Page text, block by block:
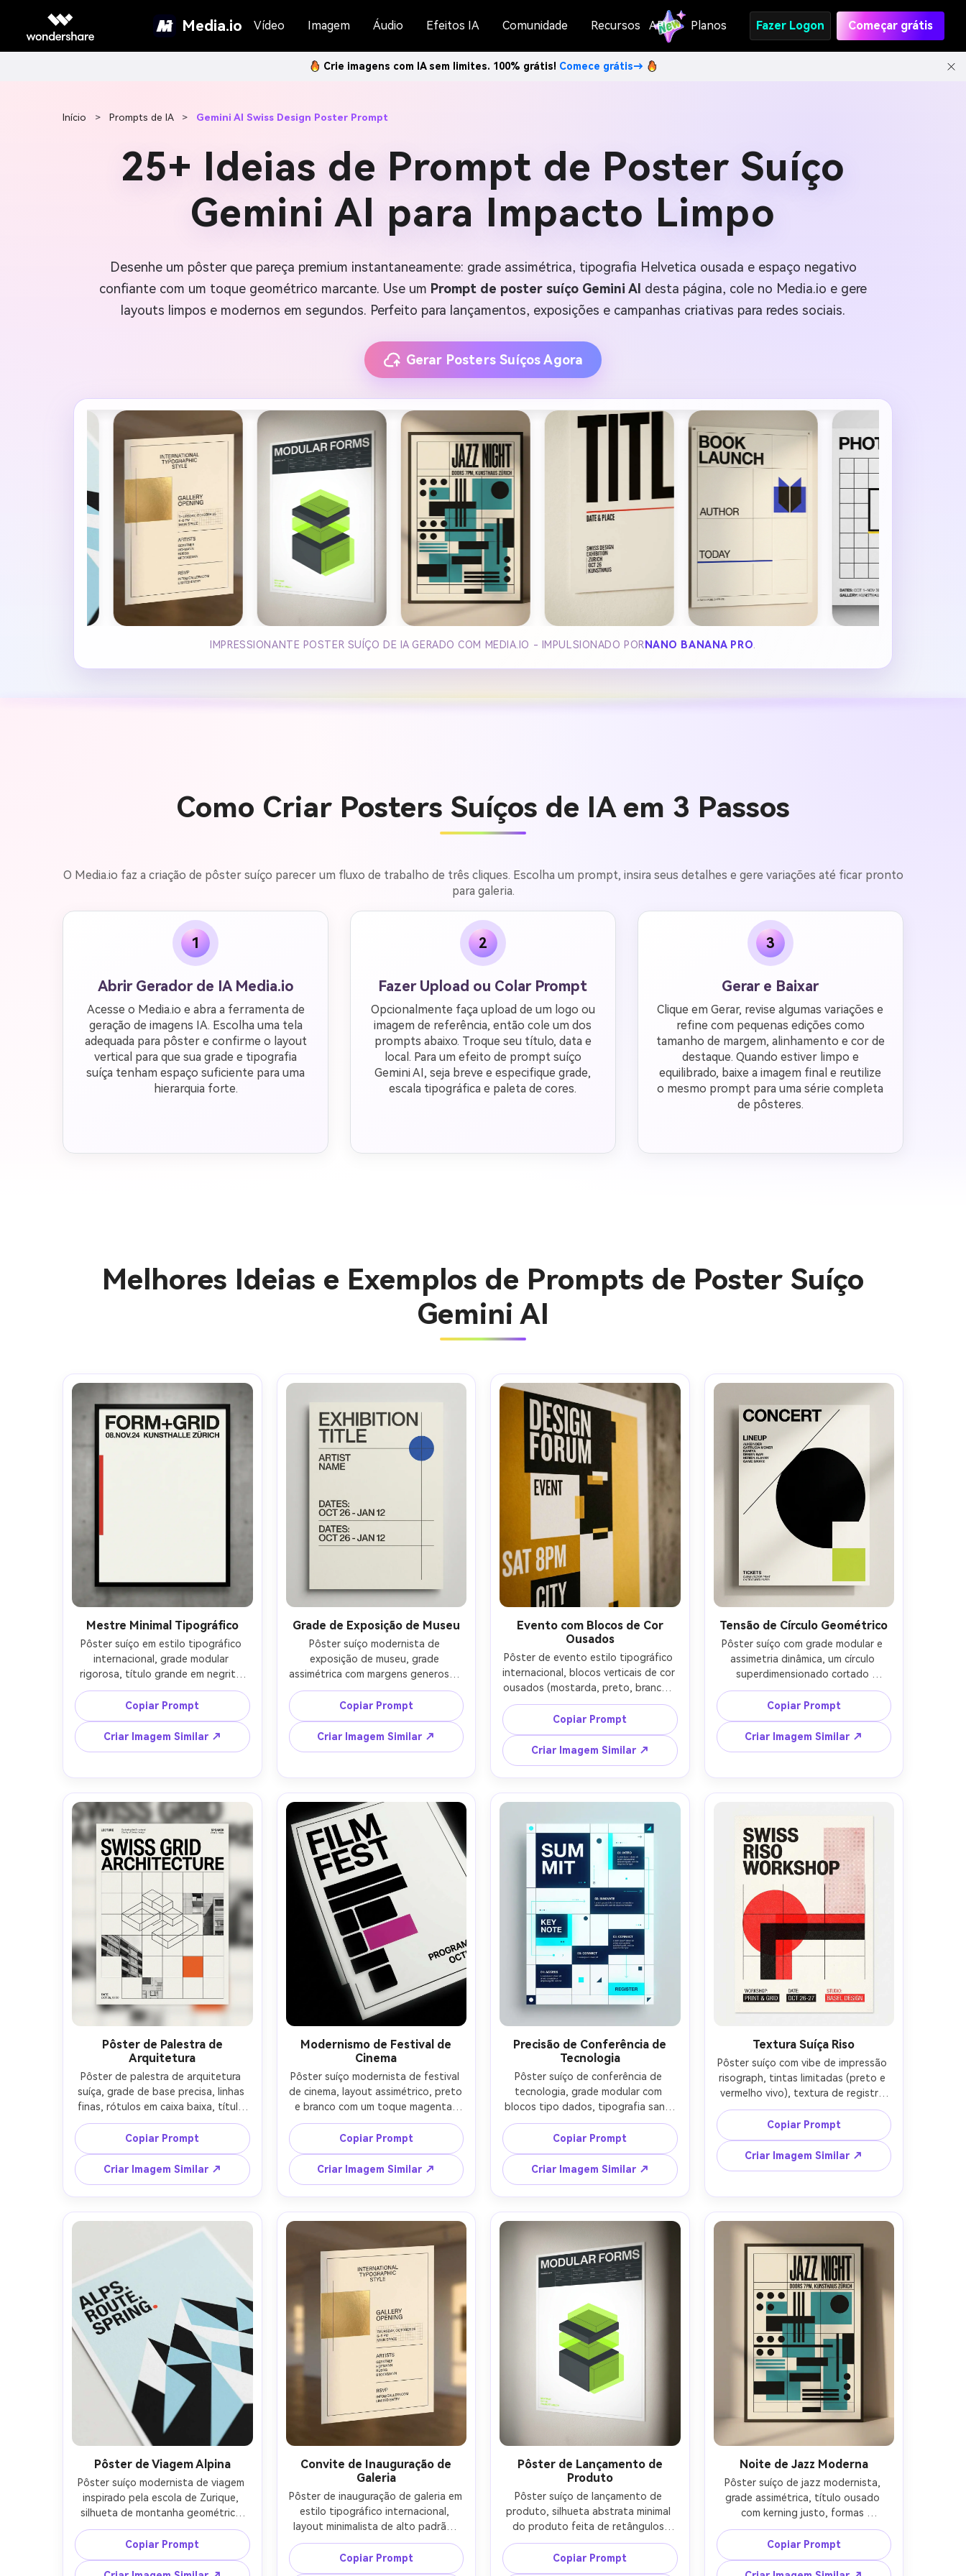
Media.io Vídeo Imagem Áudio Efeitos IA Comunidade Recursos API Planos Fazer Logon Começar grátis
Crie imagens com IA sem limites. 100% grátis! Comece grátis→
Início > Prompts de IA > Gemini AI Swiss Design Poster Prompt
25+ Ideias de Prompt de Poster Suíço
Gemini AI para Impacto Limpo
Desenhe um pôster que pareça premium instantaneamente: grade assimétrica, tipografia Helvetica ousada e espaço negativo
confiante com um toque geométrico marcante. Use um Prompt de poster suíço Gemini AI desta página, cole no Media.io e gere
layouts limpos e modernos em segundos. Perfeito para lançamentos, exposições e campanhas criativas para redes sociais.
Gerar Posters Suíços Agora
IMPRESSIONANTE POSTER SUÍÇO DE IA GERADO COM MEDIA.IO - IMPULSIONADO POR NANO BANANA PRO
Como Criar Posters Suíços de IA em 3 Passos
O Media.io faz a criação de pôster suíço parecer um fluxo de trabalho de três cliques. Escolha um prompt, insira seus detalhes e gere variações até ficar pronto
para galeria.
1
Abrir Gerador de IA Media.io
Acesse o Media.io e abra a ferramenta de
geração de imagens IA. Escolha uma tela
adequada para pôster e confirme o layout
vertical para que sua grade e tipografia
suíça tenham espaço suficiente para uma
hierarquia forte.
2
Fazer Upload ou Colar Prompt
Opcionalmente faça upload de um logo ou
imagem de referência, então cole um dos
prompts abaixo. Troque seu título, data e
local. Para um efeito de prompt suíço
Gemini AI, seja breve e especifique grade,
escala tipográfica e paleta de cores.
3
Gerar e Baixar
Clique em Gerar, revise algumas variações e
refine com pequenas edições como
tamanho de margem, alinhamento e cor de
destaque. Quando estiver limpo e
equilibrado, baixe a imagem final e reutilize
o mesmo prompt para uma série completa
de pôsteres.
Melhores Ideias e Exemplos de Prompts de Poster Suíço
Gemini AI
Mestre Minimal Tipográfico
Pôster suíço em estilo tipográfico
internacional, grade modular
rigorosa, título grande em negrito
sans-serif, texto de apoio pequeno,
espaço negativo extremo,
tipografia alinhada à esquerda,
preto e off-white com uma barra
vermelha, formas vetoriais limpas,
impressão, texto legível minimal
usando apenas palavras curtas
(TÍTULO, DATA, LOCAL), lente de
85mm, profundidade de campo rasa,
iluminação cinematográfica suave --
ar 4:5
Copiar Prompt
Criar Imagem Similar ↗
Grade de Exposição de Museu
Pôster suíço modernista de
exposição de museu, grade
assimétrica com margens generosas,
hierarquia tipográfica empilhada,
regras finas e linhas de grade,
paleta neutra (creme, carvão) com
um círculo cobalto, tipografia estilo
Univers/Helvetica, aparência vetorial
curto (EXPOSIÇÃO, ARTISTA,
DATAS), iluminação cinematográfica
suave --ar 4:5
Copiar Prompt
Criar Imagem Similar ↗
Evento com Blocos de Cor
Ousados
Pôster de evento estilo tipográfico
internacional, blocos verticais de cor
ousados (mostarda, preto, branco),
tipografia sans-serif alinhada à
esquerda, hierarquia forte com título
grande e detalhes pequenos,
retângulos geométricos, grade suíça
minimal, estética de impressão de
alto contraste, composição limpa,
rótulos curtos legíveis (EVENTO,
profundidade de campo rasa,
iluminação cinematográfica suave --
ar 4:5
Copiar Prompt
Criar Imagem Similar ↗
Tensão de Círculo Geométrico
Pôster suíço com grade modular e
assimetria dinâmica, um círculo
superdimensionado cortado
intersectando uma linha diagonal
fina, texto preto sobre branco
quente, um toque limão, sistema
tipográfico preciso com escala clara,
pôster vetorial limpo, texto legível
(SHOW, LINEUP, INGRESSOS),
iluminação cinematográfica suave --
Copiar Prompt
Criar Imagem Similar ↗
Pôster de Palestra de
Arquitetura
Pôster de palestra de arquitetura
suíça, grade de base precisa, linhas
finas, rótulos em caixa baixa, título
condensado sans-serif
superdimensionado, paleta
monocromática com um quadrado
laranja, sensação técnica e editorial,
layout vetorial limpo, textura
realista de papel minimal, texto
curto apenas (PALESTRA,
85mm, profundidade de campo rasa,
iluminação cinematográfica suave --
Copiar Prompt
Criar Imagem Similar ↗
Modernismo de Festival de
Cinema
Pôster suíço modernista de festival
de cinema, layout assimétrico, preto
e branco com um toque magenta,
título sans-serif ousado, linhas
minimalistas de moldura, motivo
geométrico abstrato sugerindo fita
de filme sem imagem detalhada,
alinhamento rigoroso da grade,
impressão vetorial limpa, texto curto
(FESTIVAL DE CINEMA, PROGRAMA,
Copiar Prompt
Criar Imagem Similar ↗
Precisão de Conferência de
Tecnologia
Pôster suíço de conferência de
tecnologia, grade modular com
blocos tipo dados, tipografia sans-
serif limpa, hierarquia alta, micro-
rótulos pequenos, paleta branco,
navy profundo e cyan elétrico,
formas geométricas mínimas,
estética vetorial nítida, placeholders
curtos (SUMMIT, PALESTRA,
INSCREVA-SE), iluminação
Copiar Prompt
Criar Imagem Similar ↗
Textura Suíça Riso
Pôster suíço com vibe de impressão
risograph, tintas limitadas (preto e
vermelho vivo), textura de registro
imperfeito, grade rigorosa, título em
negrito, formas geométricas
mínimas, muito espaço negativo,
texto legível curto (WORKSHOP,
DATA, STÚDIO) --ar 4:5
Copiar Prompt
Criar Imagem Similar ↗
Pôster de Viagem Alpina
Pôster suíço modernista de viagem
inspirado pela escola de Zurique,
silhueta de montanha geométrica
reduzida a triângulos, grade forte e
tipografia alinhada à esquerda,
paleta (azul gelo, branco, preto)
com um ponto vermelho, estilo
Copiar Prompt
Convite de Inauguração de
Galeria
Pôster de inauguração de galeria em
estilo tipográfico internacional,
layout minimalista de alto padrão,
linhas de regras finas, texto
centralizado e à esquerda dentro de
grade rigorosa, preto sobre branco
Copiar Prompt
Pôster de Lançamento de
Produto
Pôster suíço de lançamento de
produto, silhueta abstrata minimal
do produto feita de retângulos
simples, título sans-serif em negrito,
detalhes pequenos em colunas
organizadas, paleta (branco, carvão,
Copiar Prompt
Noite de Jazz Moderna
Pôster suíço de jazz modernista,
grade assimétrica, título ousado
com kerning justo, formas
abstractas rítmicas (pontos e
barras) alinhadas à grade, preto e
creme com um destaque azul
petróleo, impressão vetorial limpa,
Copiar Prompt